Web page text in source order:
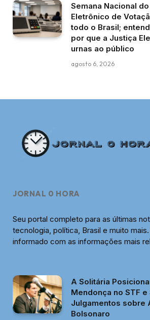
Semana Nacional
Eletrônico de
todo o Brasil;
por que a Justiça
urnas ao público
agosto 6, 2026
JORNAL 0 HORA
Seu portal completo para as últimas
tecnologia, política, Brasil e muito
informado com as informações mais
A Solitária
Mendonça no STF
Julgamentos sobre
Bolsonaro